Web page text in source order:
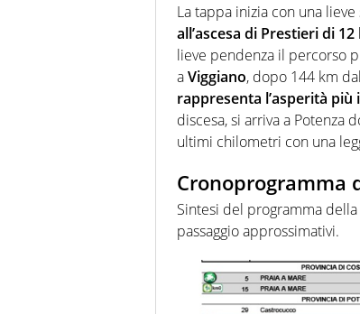
La tappa inizia con una
all’ascesa di Prestieri di 12
lieve pendenza il percorso
aViggiano, dopo 144 km
rappresenta l’asperità
discesa, si arriva a Potenza
ultimi chilometri con una
Cronoprogramma
Sintesi del programma
passaggio approssimativi.